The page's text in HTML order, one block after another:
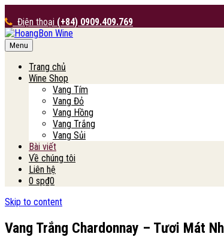
Điện thoại (+84) 0909.409.769
HoangBon Wine
Menu
Trang chủ
Wine Shop
Vang Tím
Vang Đỏ
Vang Hồng
Vang Trắng
Vang Sủi
Bài viết
Về chúng tôi
Liên hệ
0 sp₫0
Skip to content
Vang Trắng Chardonnay – Tươi Mát